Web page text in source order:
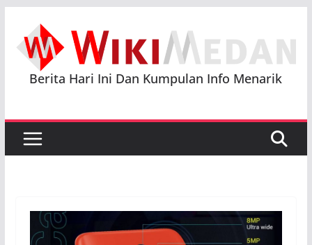
content
Berita Hari Ini Dan Kumpulan Info Menarik